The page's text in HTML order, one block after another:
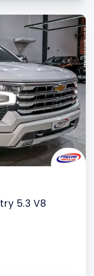
5.3 V8